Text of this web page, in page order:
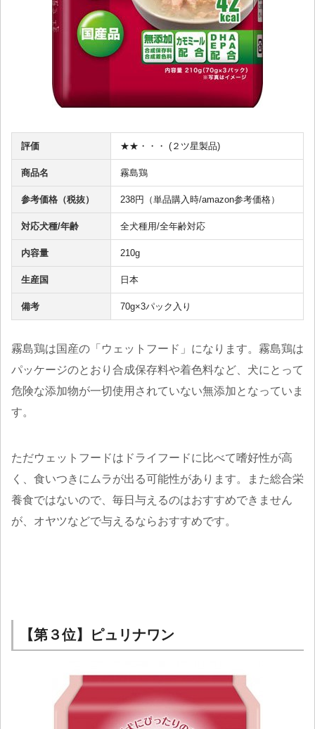
評価 ★★・・・ (２ツ星製品)
商品名 霧島鶏
参考価格（税抜） 238円（単品購入時/amazon参考価格）
対応犬種/年齢 全犬種用/全年齢対応
内容量 210g
生産国 日本
備考 70g×3パック入り
霧島鶏は国産の「ウェットフード」になります。霧島鶏は
パッケージのとおり合成保存料や着色料など、犬にとって
危険な添加物が一切使用されていない無添加となっていま
す。
ただウェットフードはドライフードに比べて嗜好性が高
く、食いつきにムラが出る可能性があります。また総合栄
養食ではないので、毎日与えるのはおすすめできません
が、オヤツなどで与えるならおすすめです。
【第３位】ピュリナワン